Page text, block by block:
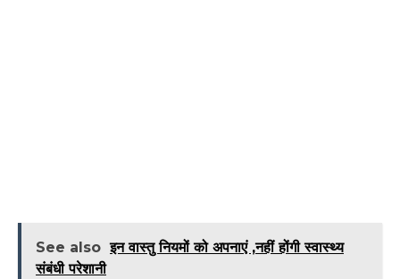
See also इन वास्तु नियमों को अपनाएं ,नहीं होंगी स्वास्थ्य
संबंधी परेशानी